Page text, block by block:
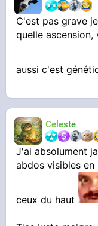
C'est pas grave
quelle ascension,
aussi c'est
Celeste
J'ai absolument
abdos visibles
ceux du haut